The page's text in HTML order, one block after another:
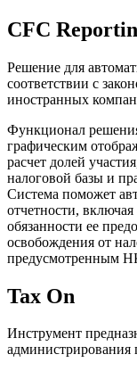
CFC
Решение для
соответствии с
иностранных
Функционал
графическим
расчет долей
налоговой базы и
Система поможет
отчетности,
обязанности ее
освобождения от
предусмотренным
Tax On
Инструмент
администрирования